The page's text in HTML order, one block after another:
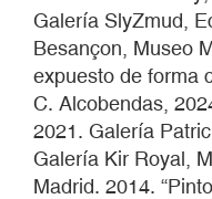
Galería SlyZmud,
Besançon, Museo
expuesto de forma
C. Alcobendas,
2021. Galería
Galería Kir Royal,
Madrid. 2014.